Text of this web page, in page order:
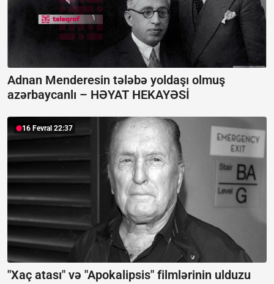
Adnan Menderesin tələbə yoldaşı olmuş
azərbaycanlı – HƏYAT HEKAYƏSİ
16 Fevral 22:37
"Xaç atası" və "Apokalipsis" filmlərinin ulduzu